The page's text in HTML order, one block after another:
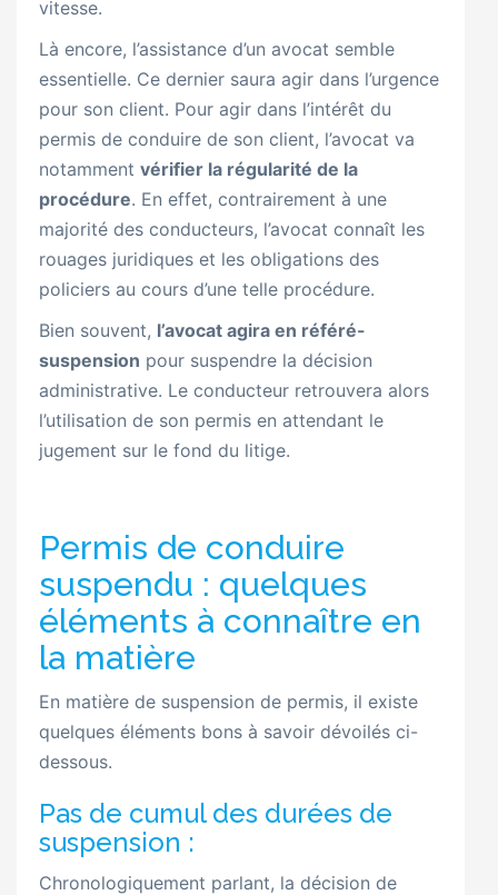
vitesse.
Là encore, l’assistance d’un avocat semble
essentielle. Ce dernier saura agir dans l’urgence
pour son client. Pour agir dans l’intérêt du
permis de conduire de son client, l’avocat va
notamment vérifier la régularité de la
procédure. En effet, contrairement à une
majorité des conducteurs, l’avocat connaît les
rouages juridiques et les obligations des
policiers au cours d’une telle procédure.
Bien souvent, l’avocat agira en référé-
suspension pour suspendre la décision
administrative. Le conducteur retrouvera alors
l’utilisation de son permis en attendant le
jugement sur le fond du litige.
Permis de conduire
suspendu : quelques
éléments à connaître en
la matière
En matière de suspension de permis, il existe
quelques éléments bons à savoir dévoilés ci-
dessous.
Pas de cumul des durées de
suspension :
Chronologiquement parlant, la décision de